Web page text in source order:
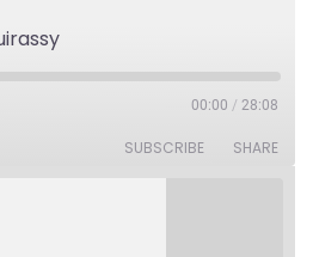
00:00 / 28:08
SUBSCRIBE SHARE